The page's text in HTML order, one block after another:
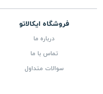
فروشگاه ایکالاتو
درباره ما
تماس با ما
سوالات متداول